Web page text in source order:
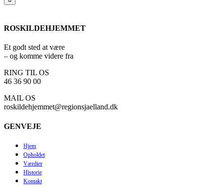
ROSKILDEHJEMMET
Et godt sted at være
– og komme videre fra
RING TIL OS
46 36 90 00
MAIL OS
roskildehjemmet@regionsjaelland.dk
GENVEJE
Hjem
Opholdet
Værdier
Historie
Kontakt